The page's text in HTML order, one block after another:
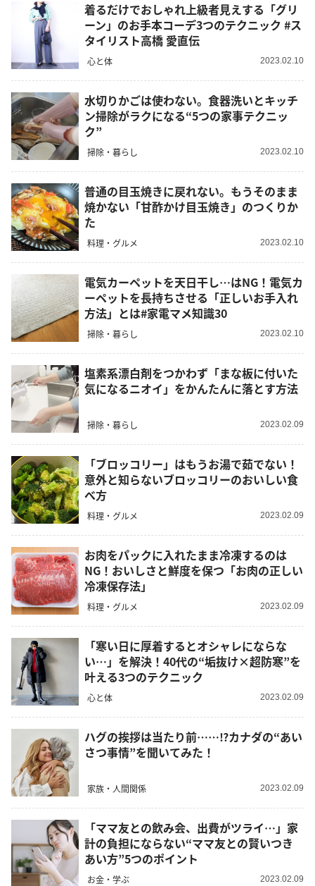
着るだけでおしゃれ上級者見えする「グリ
ーン」のお手本コーデ3つのテクニック #ス
タイリスト高橋 愛直伝
心と体 2023.02.10
水切りかごは使わない。食器洗いとキッチ
ン掃除がラクになる“5つの家事テクニッ
ク”
掃除・暮らし 2023.02.10
普通の目玉焼きに戻れない。もうそのまま
焼かない「甘酢かけ目玉焼き」のつくりか
た
料理・グルメ 2023.02.10
電気カーペットを天日干し…はNG！電気カ
ーペットを長持ちさせる「正しいお手入れ
方法」とは#家電マメ知識30
掃除・暮らし 2023.02.10
塩素系漂白剤をつかわず「まな板に付いた
気になるニオイ」をかんたんに落とす方法
掃除・暮らし 2023.02.09
「ブロッコリー」はもうお湯で茹でない！
意外と知らないブロッコリーのおいしい食
べ方
料理・グルメ 2023.02.09
お肉をパックに入れたまま冷凍するのは
NG！おいしさと鮮度を保つ「お肉の正しい
冷凍保存法」
料理・グルメ 2023.02.09
「寒い日に厚着するとオシャレにならな
い…」を解決！40代の“垢抜け×超防寒”を
叶える3つのテクニック
心と体 2023.02.09
ハグの挨拶は当たり前……⁉カナダの“あい
さつ事情”を聞いてみた！
家族・人間関係 2023.02.09
「ママ友との飲み会、出費がツライ…」家
計の負担にならない“ママ友との賢いつき
あい方”5つのポイント
お金・学ぶ 2023.02.09